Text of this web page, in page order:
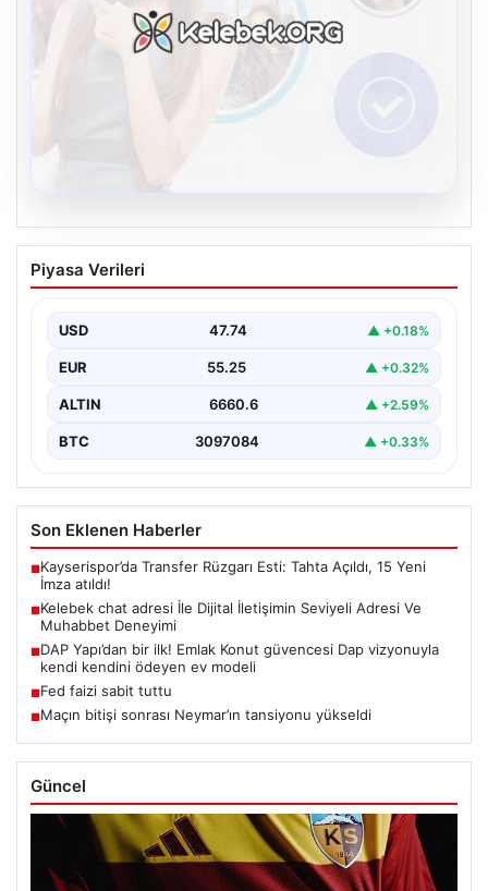
08.08.2026
Kelebek chat adresi İle Dijital İletişimin
Seviyeli Adresi Ve Muhabbet Deneyimi
kurması ciddi bir hassasiyet barındırmaktadır. Güncel
olarak…
Piyasa Verileri
USD 47.74 ▲ +0.18%
EUR 55.25 ▲ +0.32%
ALTIN 6660.6 ▲ +2.59%
BTC 3097084 ▲ +0.33%
Son Eklenen Haberler
■Kayserispor’da Transfer Rüzgarı Esti: Tahta Açıldı, 15 Yeni
İmza atıldı!
■Kelebek chat adresi İle Dijital İletişimin Seviyeli Adresi Ve
Muhabbet Deneyimi
■DAP Yapı’dan bir ilk! Emlak Konut güvencesi Dap vizyonuyla
kendi kendini ödeyen ev modeli
■Fed faizi sabit tuttu
■Maçın bitişi sonrası Neymar’ın tansiyonu yükseldi
Güncel